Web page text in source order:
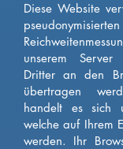
Diese Website
pseudonymisierten
unserem
Dritter an den
übertragen
handelt es sich
welche auf Ihrem
werden. Ihr